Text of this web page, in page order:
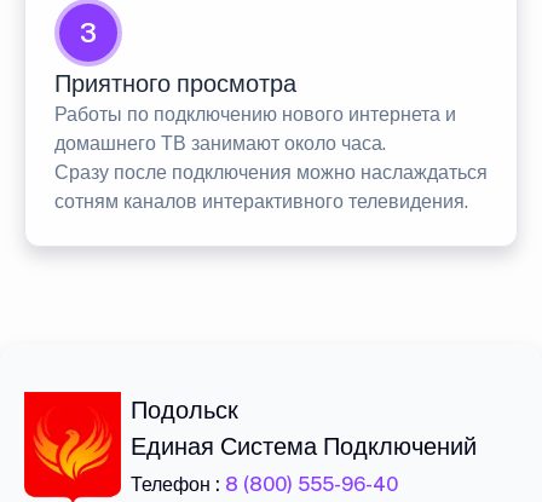
3
Приятного просмотра
Работы по подключению нового интернета и
домашнего ТВ занимают около часа.
Сразу после подключения можно наслаждаться
сотням каналов интерактивного телевидения.
Подольск
Единая Система Подключений
Телефон : 8 (800) 555-96-40